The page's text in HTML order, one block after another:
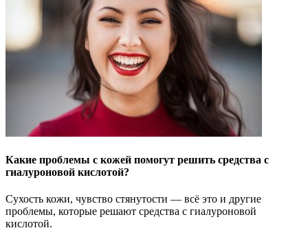
Какие проблемы с кожей помогут решить средства с
гиалуроновой кислотой?
Сухость кожи, чувство стянутости — всё это и другие
проблемы, которые решают средства с гиалуроновой
кислотой.